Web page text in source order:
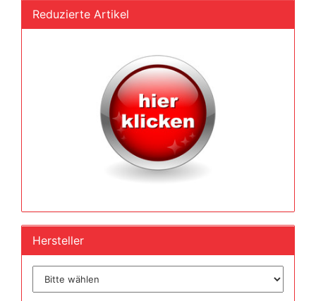
Reduzierte Artikel
Hersteller